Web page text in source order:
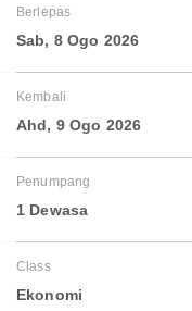
Berlepas
Sab, 8 Ogo 2026
Kembali
Ahd, 9 Ogo 2026
Penumpang
1 Dewasa
Class
Ekonomi